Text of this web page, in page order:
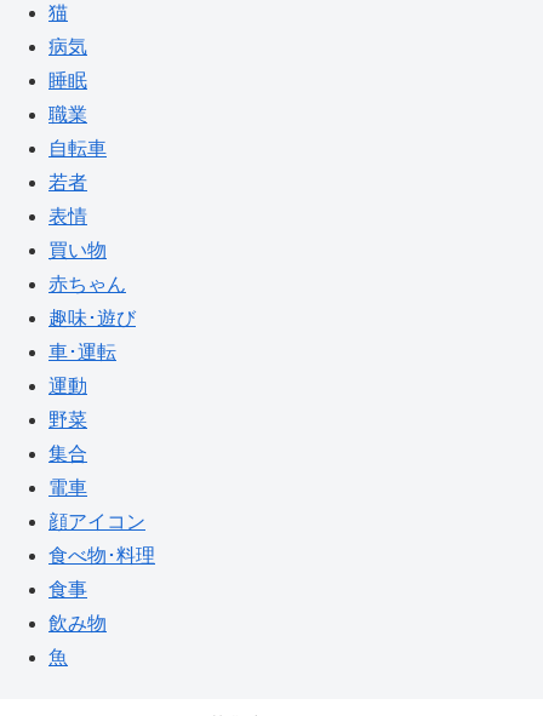
猫
病気
睡眠
職業
自転車
若者
表情
買い物
赤ちゃん
趣味･遊び
車･運転
運動
野菜
集合
電車
顔アイコン
食べ物･料理
食事
飲み物
魚